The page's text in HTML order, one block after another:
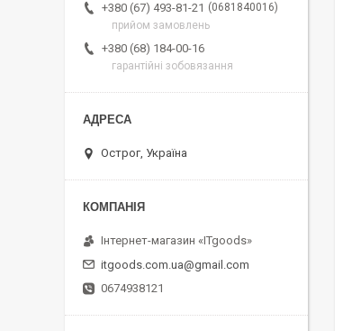
+380 (67) 493-81-21
0681840016
прийом замовлень
+380 (68) 184-00-16
гарантійні зобовязання
Острог, Україна
Інтернет-магазин «ITgoods»
itgoods.com.ua@gmail.com
0674938121